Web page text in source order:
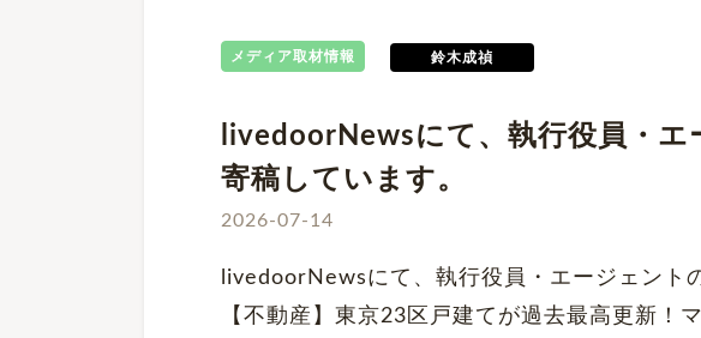
メディア取材情報 鈴木成禎
livedoorNewsにて、執行役員・
寄稿しています。
2026-07-14
livedoorNewsにて、執行役員・エージェント
【不動産】東京23区戸建てが過去最高更新！